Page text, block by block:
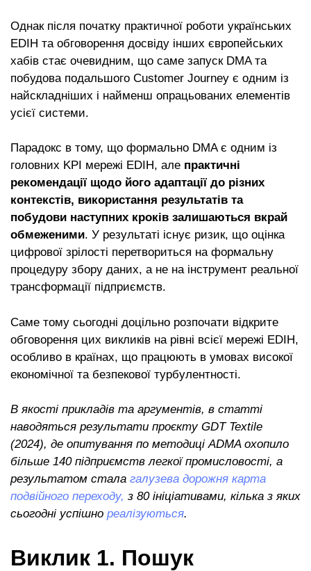
Однак після початку практичної роботи українських
EDIH та обговорення досвіду інших європейських
хабів стає очевидним, що саме запуск DMA та
побудова подальшого Customer Journey є одним із
найскладніших і найменш опрацьованих елементів
усієї системи.
Парадокс в тому, що формально DMA є одним із
головних KPI мережі EDIH, але практичні
рекомендації щодо його адаптації до різних
контекстів, використання результатів та
побудови наступних кроків залишаються вкрай
обмеженими. У результаті існує ризик, що оцінка
цифрової зрілості перетвориться на формальну
процедуру збору даних, а не на інструмент реальної
трансформації підприємств.
Саме тому сьогодні доцільно розпочати відкрите
обговорення цих викликів на рівні всієї мережі EDIH,
особливо в країнах, що працюють в умовах високої
економічної та безпекової турбулентності.
В якості прикладів та аргументів, в статті
наводяться результати проєкту GDT Textile
(2024), де опитування по методиці ADMA охопило
більше 140 підприємств легкої промисловості, а
результатом стала галузева дорожня карта
подвійного переходу, з 80 ініціативами, кілька з яких
сьогодні успішно реалізуються.
Виклик 1. Пошук